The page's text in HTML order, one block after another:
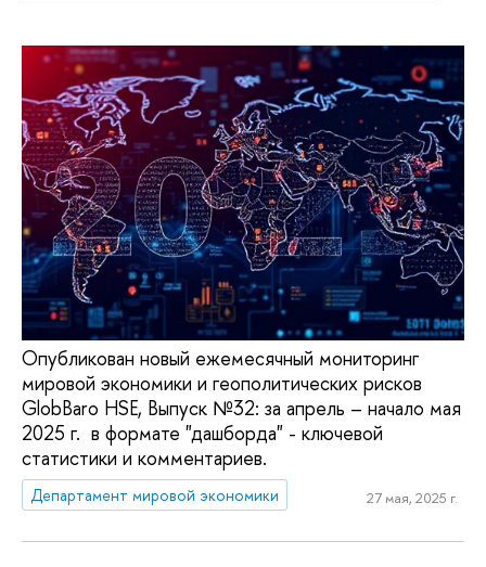
Опубликован новый ежемесячный мониторинг
мировой экономики и геополитических рисков
GlobBaro HSE, Выпуск №32: за апрель – начало мая
2025 г. в формате "дашборда" - ключевой
статистики и комментариев.
Департамент мировой экономики 27 мая, 2025 г.